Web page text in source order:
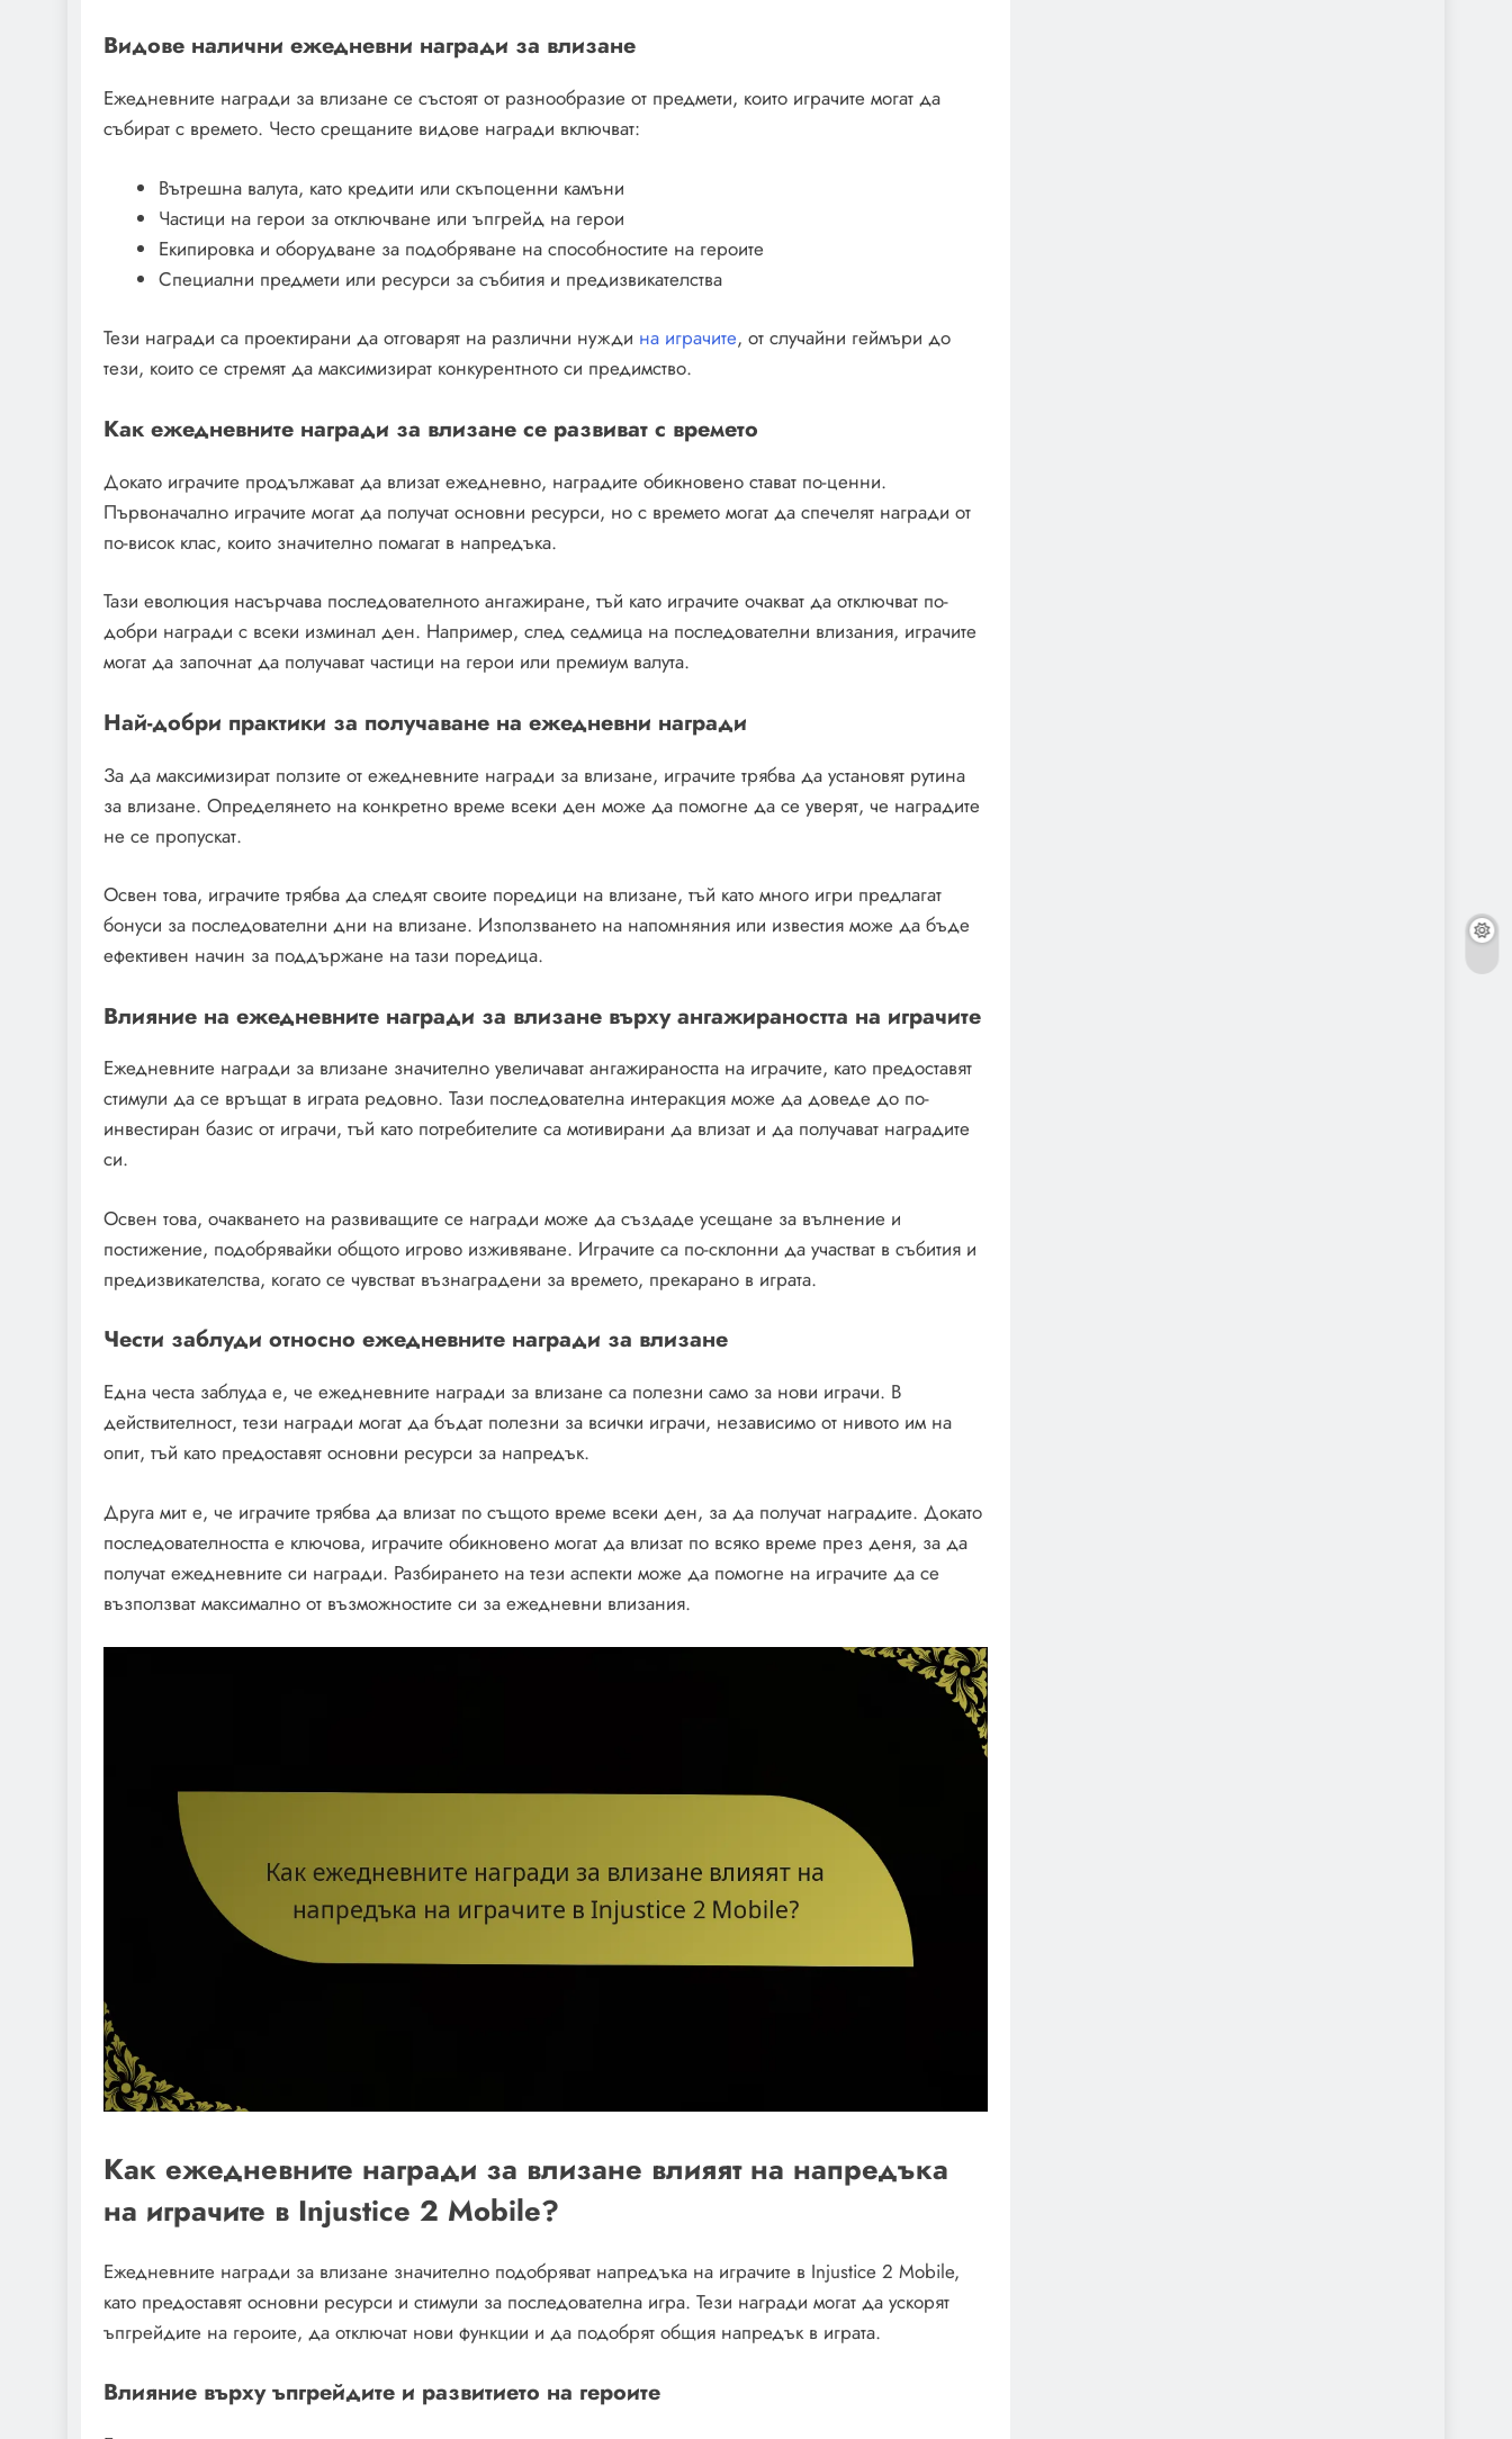
Видове налични ежедневни награди за влизане
Ежедневните награди за влизане се състоят от разнообразие от предмети, които играчите могат да
събират с времето. Често срещаните видове награди включват:
Вътрешна валута, като кредити или скъпоценни камъни
Частици на герои за отключване или ъпгрейд на герои
Екипировка и оборудване за подобряване на способностите на героите
Специални предмети или ресурси за събития и предизвикателства
Тези награди са проектирани да отговарят на различни нужди на играчите, от случайни геймъри до
тези, които се стремят да максимизират конкурентното си предимство.
Как ежедневните награди за влизане се развиват с времето
Докато играчите продължават да влизат ежедневно, наградите обикновено стават по-ценни.
Първоначално играчите могат да получат основни ресурси, но с времето могат да спечелят награди от
по-висок клас, които значително помагат в напредъка.
Тази еволюция насърчава последователното ангажиране, тъй като играчите очакват да отключват по-
добри награди с всеки изминал ден. Например, след седмица на последователни влизания, играчите
могат да започнат да получават частици на герои или премиум валута.
Най-добри практики за получаване на ежедневни награди
За да максимизират ползите от ежедневните награди за влизане, играчите трябва да установят рутина
за влизане. Определянето на конкретно време всеки ден може да помогне да се уверят, че наградите
не се пропускат.
Освен това, играчите трябва да следят своите поредици на влизане, тъй като много игри предлагат
бонуси за последователни дни на влизане. Използването на напомняния или известия може да бъде
ефективен начин за поддържане на тази поредица.
Влияние на ежедневните награди за влизане върху ангажираността на играчите
Ежедневните награди за влизане значително увеличават ангажираността на играчите, като предоставят
стимули да се връщат в играта редовно. Тази последователна интеракция може да доведе до по-
инвестиран базис от играчи, тъй като потребителите са мотивирани да влизат и да получават наградите
си.
Освен това, очакването на развиващите се награди може да създаде усещане за вълнение и
постижение, подобрявайки общото игрово изживяване. Играчите са по-склонни да участват в събития и
предизвикателства, когато се чувстват възнаградени за времето, прекарано в играта.
Чести заблуди относно ежедневните награди за влизане
Една честа заблуда е, че ежедневните награди за влизане са полезни само за нови играчи. В
действителност, тези награди могат да бъдат полезни за всички играчи, независимо от нивото им на
опит, тъй като предоставят основни ресурси за напредък.
Друга мит е, че играчите трябва да влизат по същото време всеки ден, за да получат наградите. Докато
последователността е ключова, играчите обикновено могат да влизат по всяко време през деня, за да
получат ежедневните си награди. Разбирането на тези аспекти може да помогне на играчите да се
възползват максимално от възможностите си за ежедневни влизания.
Как ежедневните награди за влизане влияят на напредъка
на играчите в Injustice 2 Mobile?
Ежедневните награди за влизане значително подобряват напредъка на играчите в Injustice 2 Mobile,
като предоставят основни ресурси и стимули за последователна игра. Тези награди могат да ускорят
ъпгрейдите на героите, да отключат нови функции и да подобрят общия напредък в играта.
Влияние върху ъпгрейдите и развитието на героите